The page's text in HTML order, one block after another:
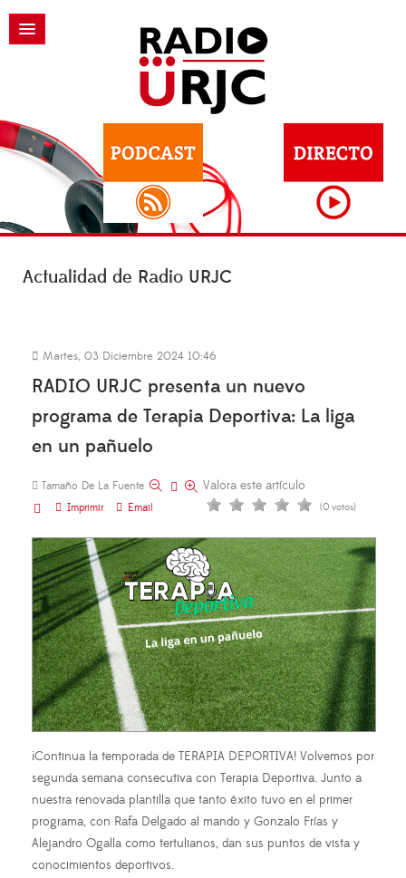
Actualidad de Radio URJC
Martes, 03 Diciembre 2024 10:46
RADIO URJC presenta un nuevo
programa de Terapia Deportiva: La liga
en un pañuelo
Tamaño De La Fuente
Imprimir
Email
Valora este artículo
(0 votos)
¡Continua la temporada de TERAPIA DEPORTIVA! Volvemos por
segunda semana consecutiva con Terapia Deportiva. Junto a
nuestra renovada plantilla que tanto éxito tuvo en el primer
programa, con Rafa Delgado al mando y Gonzalo Frías y
Alejandro Ogalla como tertulianos, dan sus puntos de vista y
conocimientos deportivos.